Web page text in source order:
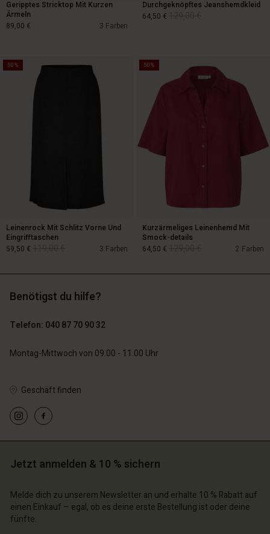
Konto
| Ein Land auswählen
Konto
| Ein Land auswählen
Konto
finden
| Ein Land auswählen
Konto
| Ein Land auswählen
| Ein Land auswählen
| Ein Land auswählen
Geripptes Stricktop Mit Kurzen
Ärmeln
3 Farben
89,00 €
89,00 €
Durchgeknöpftes Jeanshemdkleid
64,50 €
64,50 €129,00 €
50%
Leinenrock Mit Schlitz Vorne Und
Eingrifftaschen
3 Farben
59,50 €
50%
Kurzärmeliges Leinenhemd Mit
Smock-details
2 Farben
64,50 €
Benötigst du hilfe?
Telefon: 040 87 70 90 32
Montag-Mittwoch von 09.00 - 11.00 Uhr
Geschäft finden
Jetzt anmelden & 10 % sichern
Melde dich zu unserem Newsletter an und erhalte 10 % Rabatt auf
einen Einkauf – egal, ob es deine erste Bestellung ist oder deine
fünfte.